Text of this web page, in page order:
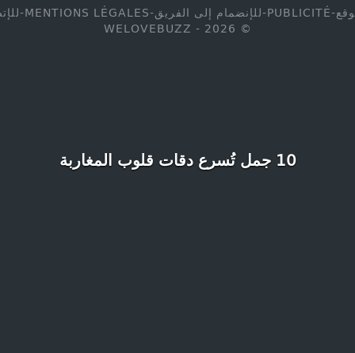
10 جمل تُسرع دقات قلوب المغاربة
-
PUBLICITÉ
-للإنضمام إلى الفريق-
MENTIONS LÉGALES
-
© WELOVEBUZZ - 2026